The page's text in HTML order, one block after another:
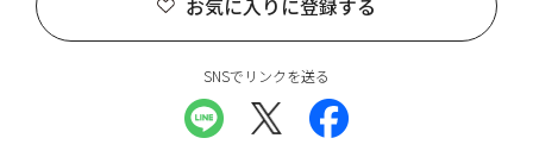
お気に入りに登録する
SNSでリンクを送る